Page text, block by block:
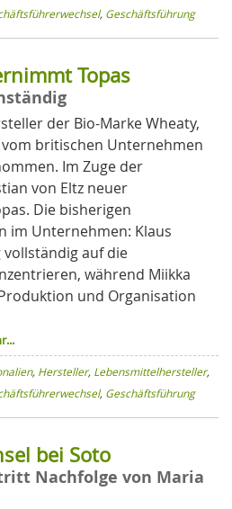
, Geschäftsführung
Topas
der Bio-Marke Wheaty,
britischen Unternehmen
Im Zuge der
von Eltz neuer
Die bisherigen
im Unternehmen: Klaus
auf die
während Miikka
und Organisation
, Hersteller, Lebensmittelhersteller,
, Geschäftsführung
bei Soto
Nachfolge von Maria